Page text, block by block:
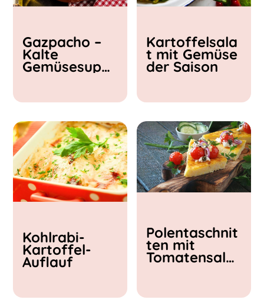
< 15 min
15 - 30 min
30 - 60 min
Gazpacho –
Kalte
Gemüsesupp
Kartoffelsala
t mit Gemüse
der Saison
Kohlrabi-
Kartoffel-
Auflauf
Polentaschnit
ten mit
Tomatensalat